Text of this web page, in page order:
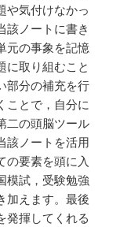
や気付けなかっ
該ノートに書き
元の事象を記憶
に取り組むこと
部分の補充を行
ことで，自分に
二の頭脳ツール
該ノートを活用
の要素を頭に入
模試，受験勉強
加えます。最後
発揮してくれる